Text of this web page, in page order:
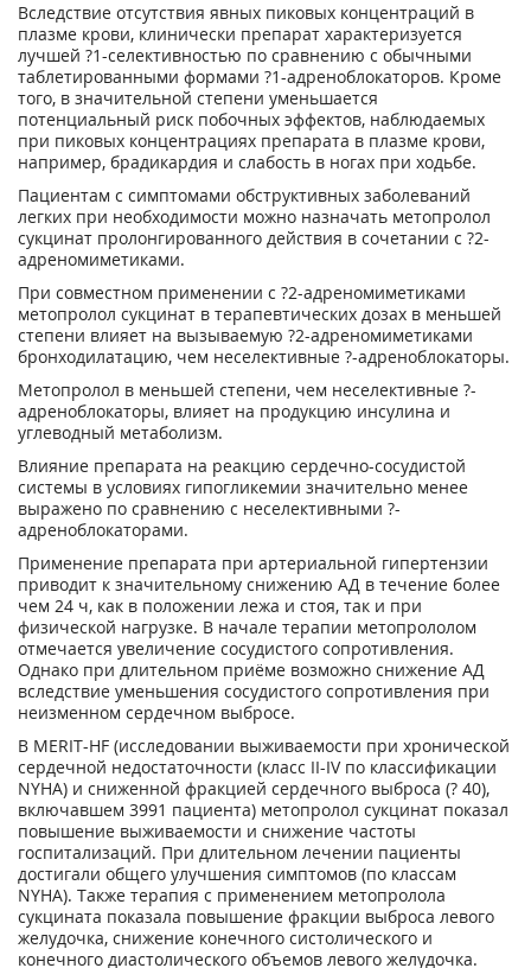
Вследствие отсутствия явных пиковых концентраций в
плазме крови, клинически препарат характеризуется
лучшей ?1-селективностью по сравнению с обычными
таблетированными формами ?1-адреноблокаторов. Кроме
того, в значительной степени уменьшается
потенциальный риск побочных эффектов, наблюдаемых
при пиковых концентрациях препарата в плазме крови,
например, брадикардия и слабость в ногах при ходьбе.
Пациентам с симптомами обструктивных заболеваний
легких при необходимости можно назначать метопролол
сукцинат пролонгированного действия в сочетании с ?2-
адреномиметиками.
При совместном применении с ?2-адреномиметиками
метопролол сукцинат в терапевтических дозах в меньшей
степени влияет на вызываемую ?2-адреномиметиками
бронходилатацию, чем неселективные ?-адреноблокаторы.
Метопролол в меньшей степени, чем неселективные ?-
адреноблокаторы, влияет на продукцию инсулина и
углеводный метаболизм.
Влияние препарата на реакцию сердечно-сосудистой
системы в условиях гипогликемии значительно менее
выражено по сравнению с неселективными ?-
адреноблокаторами.
Применение препарата при артериальной гипертензии
приводит к значительному снижению АД в течение более
чем 24 ч, как в положении лежа и стоя, так и при
физической нагрузке. В начале терапии метопрололом
отмечается увеличение сосудистого сопротивления.
Однако при длительном приёме возможно снижение АД
вследствие уменьшения сосудистого сопротивления при
неизменном сердечном выбросе.
В MERIT-HF (исследовании выживаемости при хронической
сердечной недостаточности (класс II-IV по классификации
NYHA) и сниженной фракцией сердечного выброса (? 40),
включавшем 3991 пациента) метопролол сукцинат показал
повышение выживаемости и снижение частоты
госпитализаций. При длительном лечении пациенты
достигали общего улучшения симптомов (по классам
NYHA). Также терапия с применением метопролола
сукцината показала повышение фракции выброса левого
желудочка, снижение конечного систолического и
конечного диастолического объемов левого желудочка.